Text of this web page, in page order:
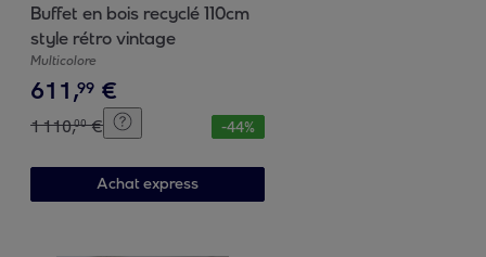
Buffet en bois recyclé 110cm
style rétro vintage
Multicolore
611,99 €
1110,00 € -44%
Achat express